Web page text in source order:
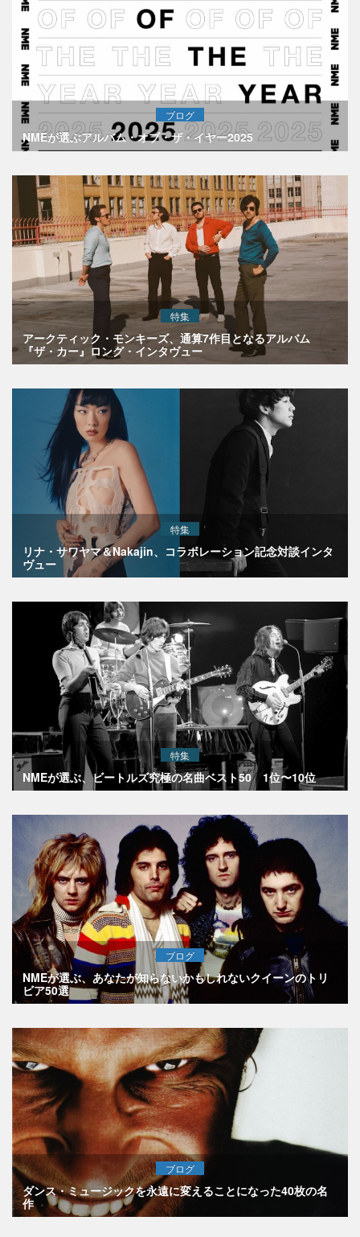
ブログ
NMEが選ぶアルバム・オブ・ザ・イヤー2025
特集
アークティック・モンキーズ、通算7作目となるアルバム
『ザ・カー』ロング・インタヴュー
特集
リナ・サワヤマ＆Nakajin、コラボレーション記念対談インタ
ヴュー
特集
NMEが選ぶ、ビートルズ究極の名曲ベスト50 1位〜10位
ブログ
NMEが選ぶ、あなたが知らないかもしれないクイーンのトリ
ビア50選
ブログ
ダンス・ミュージックを永遠に変えることになった40枚の名
作